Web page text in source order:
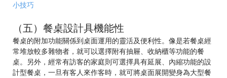
小技巧
（五）餐桌設計具機能性
餐桌的附加功能關係到桌面運用的靈活及便利性。像是若餐桌經
常堆放較多雜物者，就可以選擇附有抽屜、收納櫃等功能的餐
桌。另外，經常有訪客的家庭則可選擇具有延展、內縮功能的設
計型餐桌，一旦有客人來作客時，就可將桌面展開變身為大型餐